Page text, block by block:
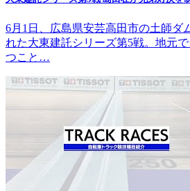
6月1日、広島県安芸高田市の土師ダ
れた大東建託シリーズ第5戦。地元
つこと…